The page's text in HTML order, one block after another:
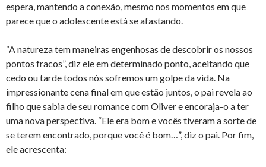
espera, mantendo a conexão, mesmo nos momentos em que
parece que o adolescente está se afastando.
“A natureza tem maneiras engenhosas de descobrir os nossos
pontos fracos”, diz ele em determinado ponto, aceitando que
cedo ou tarde todos nós sofremos um golpe da vida. Na
impressionante cena final em que estão juntos, o pai revela ao
filho que sabia de seu romance com Oliver e encoraja-o a ter
uma nova perspectiva. “Ele era bom e vocês tiveram a sorte de
se terem encontrado, porque você é bom…”, diz o pai. Por fim,
ele acrescenta: